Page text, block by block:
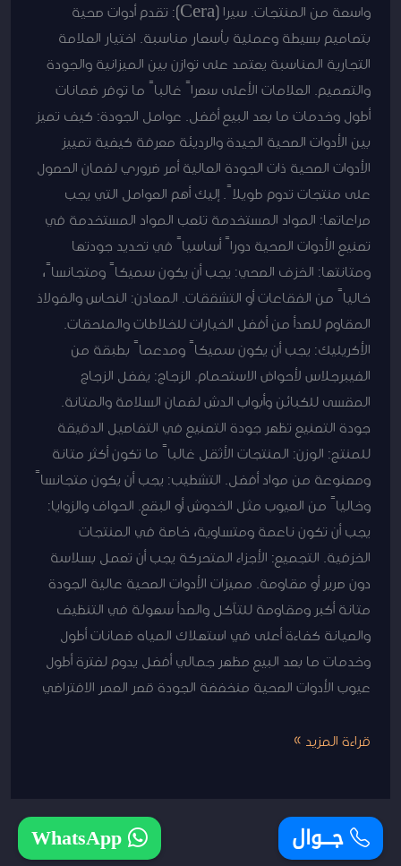
واسعة من المنتجات. سيرا (Cera): تقدم أدوات صحية
بتصاميم بسيطة وعملية بأسعار مناسبة. اختيار العلامة
التجارية المناسبة يعتمد على توازن بين الميزانية والجودة
والتصميم. العلامات الأعلى سعراً غالباً ما توفر ضمانات
أطول وخدمات ما بعد البيع أفضل. عوامل الجودة: كيف تميز
بين الأدوات الصحية الجيدة والرديئة معرفة كيفية تمييز
الأدوات الصحية ذات الجودة العالية أمر ضروري لضمان الحصول
على منتجات تدوم طويلاً. إليك أهم العوامل التي يجب
مراعاتها: المواد المستخدمة تلعب المواد المستخدمة في
تصنيع الأدوات الصحية دوراً أساسياً في تحديد جودتها
ومتانتها: الخزف الصحي: يجب أن يكون سميكاً ومتجانساً،
خالياً من الفقاعات أو التشققات. المعادن: النحاس والفولاذ
المقاوم للصدأ من أفضل الخيارات للخلاطات والملحقات.
الأكريليك: يجب أن يكون سميكاً ومدعماً بطبقة من
الفيبرجلاس لأحواض الاستحمام. الزجاج: يفضل الزجاج
المقسى للكبائن وأبواب الدش لضمان السلامة والمتانة.
جودة التصنيع تظهر جودة التصنيع في التفاصيل الدقيقة
للمنتج: الوزن: المنتجات الأثقل غالباً ما تكون أكثر متانة
ومصنوعة من مواد أفضل. التشطيب: يجب أن يكون متجانساً
وخالياً من العيوب مثل الخدوش أو البقع. الحواف والزوايا:
يجب أن تكون ناعمة ومتساوية، خاصة في المنتجات
الخزفية. التجميع: الأجزاء المتحركة يجب أن تعمل بسلاسة
دون صرير أو مقاومة. مميزات الأدوات الصحية عالية الجودة
متانة أكبر ومقاومة للتآكل والصدأ سهولة في التنظيف
والصيانة كفاءة أعلى في استهلاك المياه ضمانات أطول
وخدمات ما بعد البيع مظهر جمالي أفضل يدوم لفترة أطول
عيوب الأدوات الصحية منخفضة الجودة قصر العمر الافتراضي
قراءة المزيد »
جـــوال